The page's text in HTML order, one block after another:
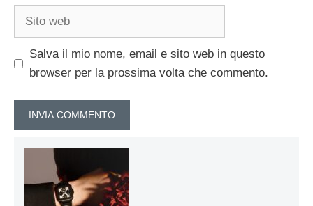
Sito
Salva il mio nome, email e sito web in questo
browser per la prossima volta che commento.